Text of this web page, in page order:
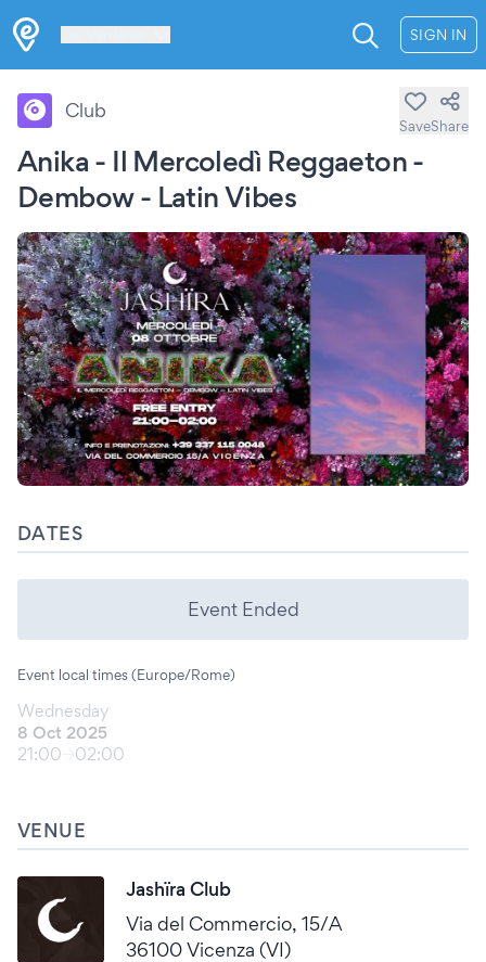
SIGN IN
Anika - Il Mercoledì Reggaeton -
Dembow - Latin Vibes
Club
SaveShare
DATES
Event Ended
Event local times (Europe/Rome)
Wednesday
8 Oct 2025
21:00
02:00
VENUE
Jashïra Club
Via del Commercio, 15/A
36100 Vicenza (VI)